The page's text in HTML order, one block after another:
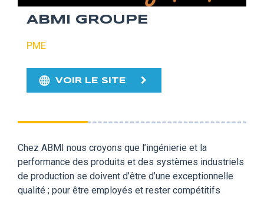
ABMI GROUPE
PME
VOIR LE SITE
Chez ABMI nous croyons que l’ingénierie et la
performance des produits et des systèmes industriels
de production se doivent d’être d’une exceptionnelle
qualité ; pour être employés et rester compétitifs